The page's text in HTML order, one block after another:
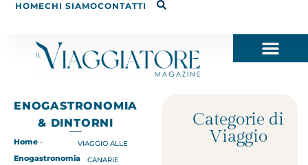
HOMECHI SIAMOCONTATTI
ENOGASTRONOMIA
& DINTORNI
Home -
Enogastronomia
VIAGGIO ALLE
CANARIE
Categorie di
Viaggio